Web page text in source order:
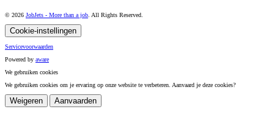
© 2026 JobJets - More than a job . All Rights Reserved.
Cookie-instellingen
Servicevoorwaarden
Powered by aware
We gebruiken cookies
We gebruiken cookies om je ervaring op onze website te verbeteren. Aanvaard je deze cookies?
Weigeren Aanvaarden